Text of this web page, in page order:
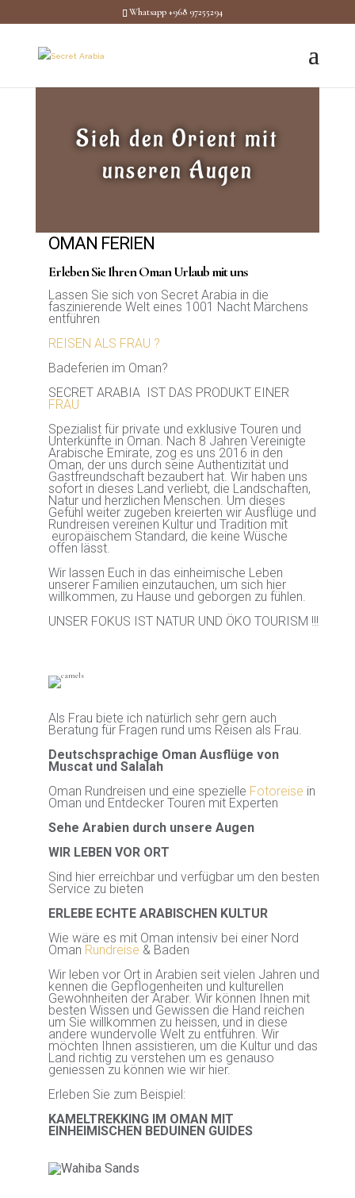
Whatsapp +968 97255294
Sieh den Orient mit
unseren Augen
OMAN FERIEN
Erleben Sie Ihren Oman Urlaub mit uns
Lassen Sie sich von Secret Arabia in die
faszinierende Welt eines 1001 Nacht Märchens
entführen
REISEN ALS FRAU ?
Badeferien im Oman?
SECRET ARABIA IST DAS PRODUKT EINER
FRAU
Spezialist für private und exklusive Touren und
Unterkünfte in Oman. Nach 8 Jahren Vereinigte
Arabische Emirate, zog es uns 2016 in den
Oman, der uns durch seine Authentizität und
Gastfreundschaft bezaubert hat. Wir haben uns
sofort in dieses Land verliebt, die Landschaften,
Natur und herzlichen Menschen. Um dieses
Gefühl weiter zugeben kreierten wir Ausflüge und
Rundreisen vereinen Kultur und Tradition mit
europäischem Standard, die keine Wüsche
offen lässt.
Wir lassen Euch in das einheimische Leben
unserer Familien einzutauchen, um sich hier
willkommen, zu Hause und geborgen zu fühlen.
UNSER FOKUS IST NATUR UND ÖKO TOURISM !!!
Als Frau biete ich natürlich sehr gern auch
Beratung für Fragen rund ums Reisen als Frau.
Deutschsprachige Oman Ausflüge von
Muscat und Salalah
Oman Rundreisen und eine spezielle Fotoreise in
Oman und Entdecker Touren mit Experten
Sehe Arabien durch unsere Augen
WIR LEBEN VOR ORT
Sind hier erreichbar und verfügbar um den besten
Service zu bieten
ERLEBE ECHTE ARABISCHEN KULTUR
Wie wäre es mit Oman intensiv bei einer Nord
Oman Rundreise & Baden
Wir leben vor Ort in Arabien seit vielen Jahren und
kennen die Gepflogenheiten und kulturellen
Gewohnheiten der Araber. Wir können Ihnen mit
besten Wissen und Gewissen die Hand reichen
um Sie willkommen zu heissen, und in diese
andere wundervolle Welt zu entführen. Wir
möchten Ihnen assistieren, um die Kultur und das
Land richtig zu verstehen um es genauso
geniessen zu können wie wir hier.
Erleben Sie zum Beispiel:
KAMELTREKKING IM OMAN MIT
EINHEIMISCHEN BEDUINEN GUIDES